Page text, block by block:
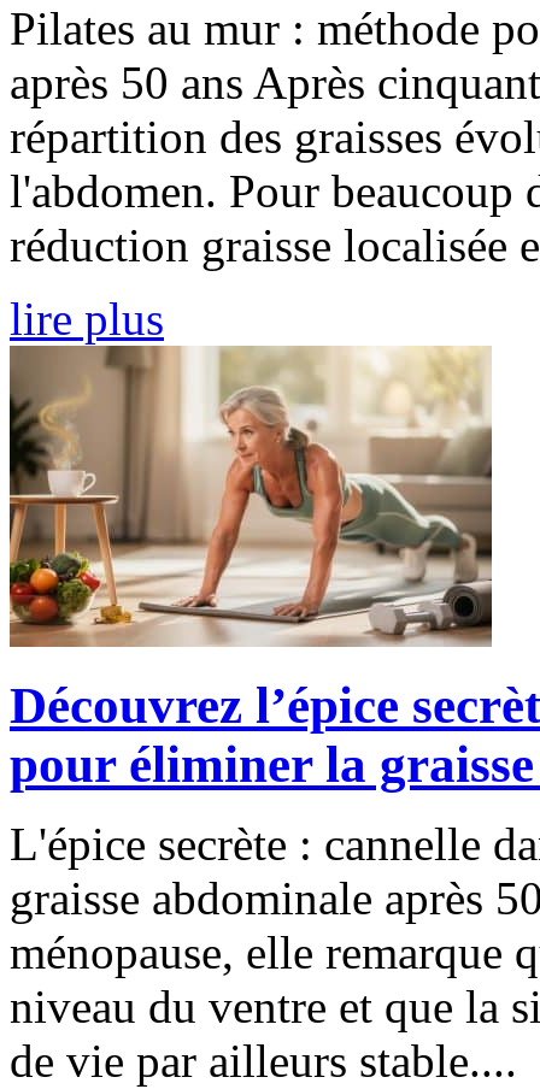
Pilates au mur : méthode
après 50 ans Après
répartition des graisses
l'abdomen. Pour
réduction graisse localisée
lire plus
Découvrez l’épice
pour éliminer la
L'épice secrète : cannelle
graisse abdominale après
ménopause, elle remarque
niveau du ventre et que la
de vie par ailleurs stable....